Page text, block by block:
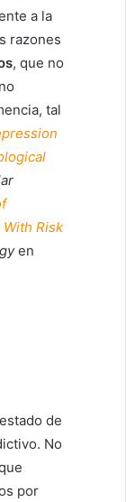
a la
razones
, que no
tal
Risk
en
de
No
por